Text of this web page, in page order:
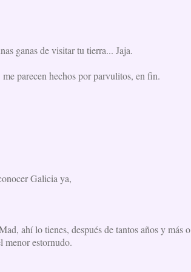
ganas de visitar tu tierra... Jaja.
parecen hechos por parvulitos, en fin.
Galicia ya,
ahí lo tienes, después de tantos años y más o
menor estornudo.